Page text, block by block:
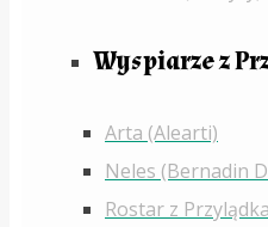
Wyspiarze z
Arta (Alearti)
Neles (Bernadin
Rostar z Przylądka